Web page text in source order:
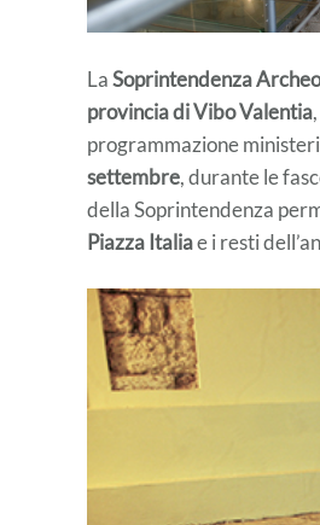
LaSoprintendenza
provincia diVibo Valentia
programmazione
settembre, durante le
della Soprintendenza
Piazza Italiae i resti